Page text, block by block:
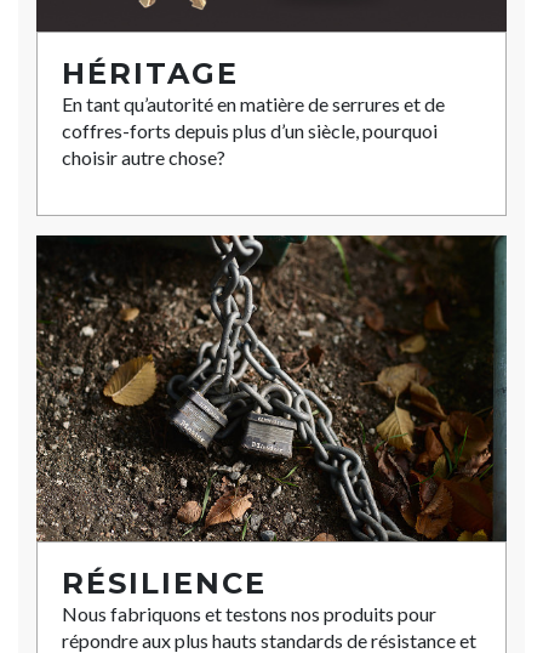
HÉRITAGE
En tant qu’autorité en matière de serrures et de
coffres-forts depuis plus d’un siècle, pourquoi
choisir autre chose?
RÉSILIENCE
Nous fabriquons et testons nos produits pour
répondre aux plus hauts standards de résistance et